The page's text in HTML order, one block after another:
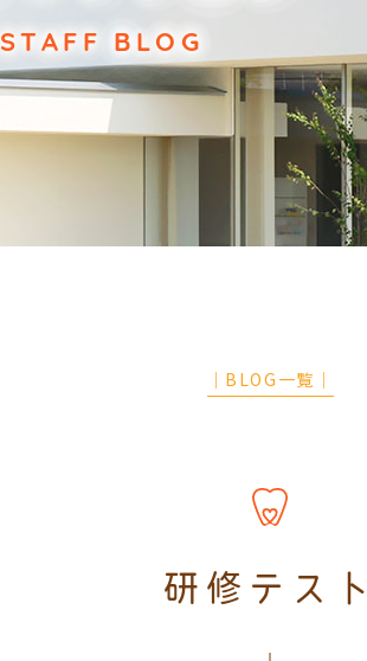
STAFF BLOG
│BLOG一覧│
研修テスト